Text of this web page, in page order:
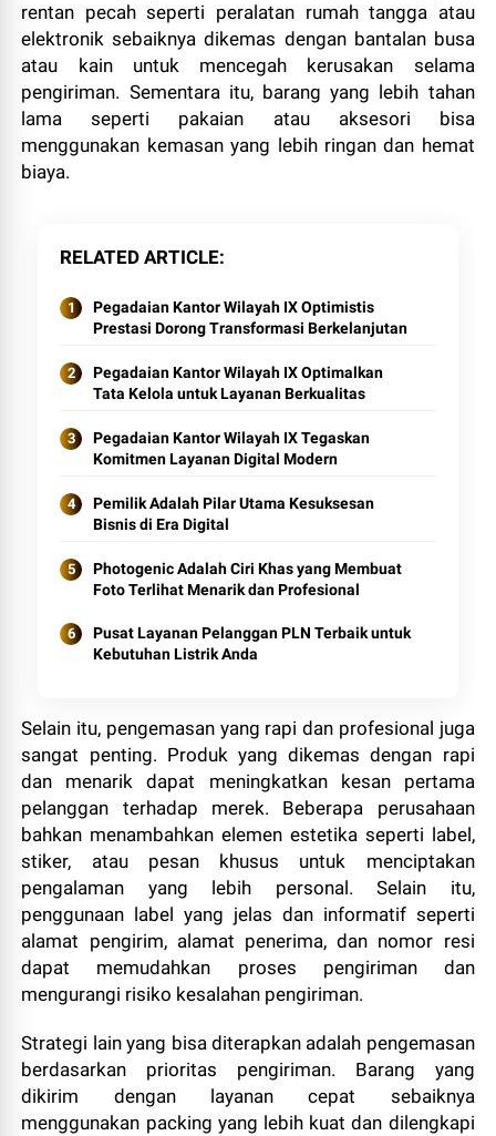
rentan pecah seperti peralatan rumah tangga atau
elektronik sebaiknya dikemas dengan bantalan busa
atau kain untuk mencegah kerusakan selama
pengiriman. Sementara itu, barang yang lebih tahan
lama seperti pakaian atau aksesori bisa
menggunakan kemasan yang lebih ringan dan hemat
biaya.
RELATED ARTICLE
Pegadaian Kantor Wilayah IX Optimistis
Prestasi Dorong Transformasi Berkelanjutan
Pegadaian Kantor Wilayah IX Optimalkan
Tata Kelola untuk Layanan Berkualitas
Pegadaian Kantor Wilayah IX Tegaskan
Komitmen Layanan Digital Modern
Pemilik Adalah Pilar Utama Kesuksesan
Bisnis di Era Digital
Photogenic Adalah Ciri Khas yang Membuat
Foto Terlihat Menarik dan Profesional
Pusat Layanan Pelanggan PLN Terbaik untuk
Kebutuhan Listrik Anda
Selain itu, pengemasan yang rapi dan profesional juga
sangat penting. Produk yang dikemas dengan rapi
dan menarik dapat meningkatkan kesan pertama
pelanggan terhadap merek. Beberapa perusahaan
bahkan menambahkan elemen estetika seperti label,
stiker, atau pesan khusus untuk menciptakan
pengalaman yang lebih personal. Selain itu,
penggunaan label yang jelas dan informatif seperti
alamat pengirim, alamat penerima, dan nomor resi
dapat memudahkan proses pengiriman dan
mengurangi risiko kesalahan pengiriman.
Strategi lain yang bisa diterapkan adalah pengemasan
berdasarkan prioritas pengiriman. Barang yang
dikirim dengan layanan cepat sebaiknya
menggunakan packing yang lebih kuat dan dilengkapi